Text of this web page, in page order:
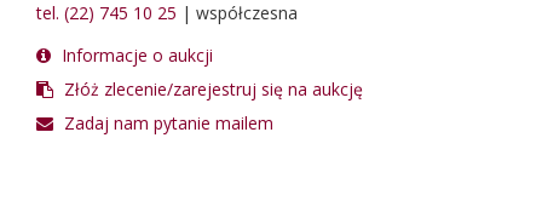
tel. (22) 745 10 25 | współczesna
Informacje o aukcji
Złóż zlecenie/zarejestruj się na aukcję
Zadaj nam pytanie mailem